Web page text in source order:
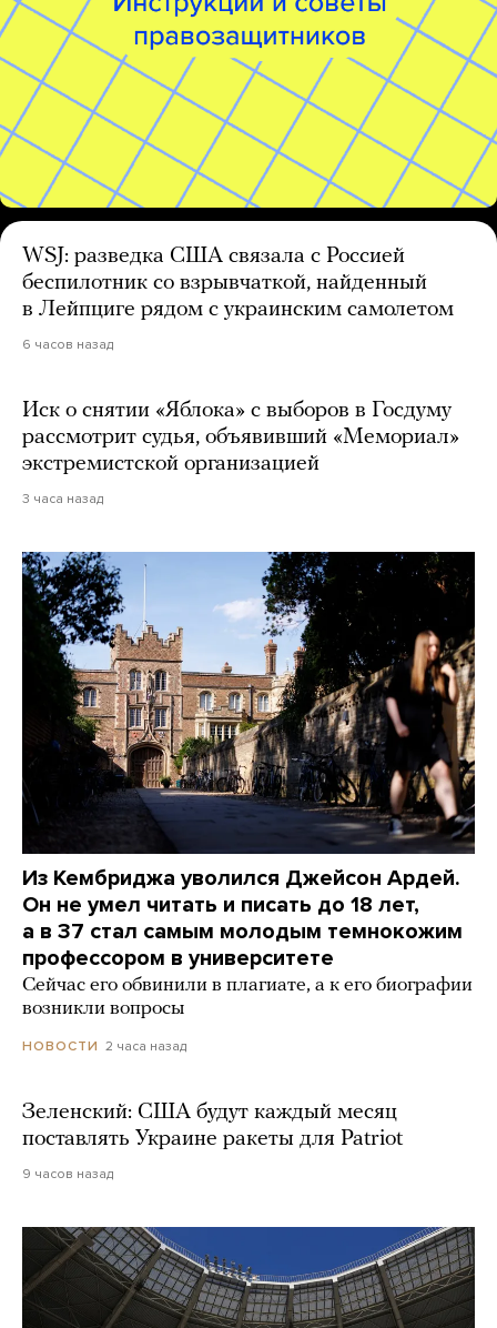
WSJ: разведка США связала с Россией
беспилотник со взрывчаткой, найденный
в Лейпциге рядом с украинским самолетом
6 часов назад
Иск о снятии «Яблока» с выборов в Госдуму
рассмотрит судья, объявивший «Мемориал»
экстремистской организацией
3 часа назад
Из Кембриджа уволился Джейсон Ардей.
Он не умел читать и писать до 18 лет,
а в 37 стал самым молодым темнокожим
профессором в университете
Сейчас его обвинили в плагиате, а к его биографии
возникли вопросы
НОВОСТИ 2 часа назад
Зеленский: США будут каждый месяц
поставлять Украине ракеты для Patriot
9 часов назад